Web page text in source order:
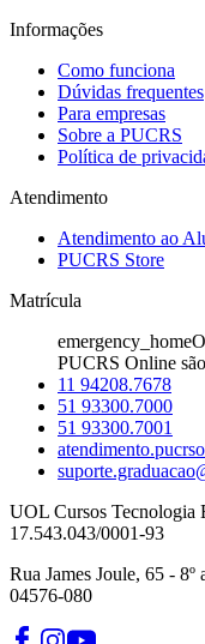
Informações
Como funciona
Dúvidas frequentes
Para empresas
Sobre a PUCRS
Política de
Atendimento
Atendimento ao
PUCRS Store
Matrícula
emergency_home
PUCRS Online
11 94208.7678
51 93300.7000
51 93300.7001
UOL Cursos Tecnologia
17.543.043/0001-93
Rua James Joule, 65 -
04576-080